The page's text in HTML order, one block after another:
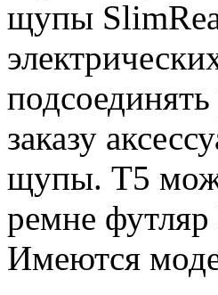
щупы
заказу
щупы. T5
ремне
Имеются